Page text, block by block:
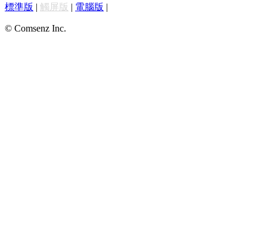
標準版 | 觸屏版 | 電腦版 |
© Comsenz Inc.